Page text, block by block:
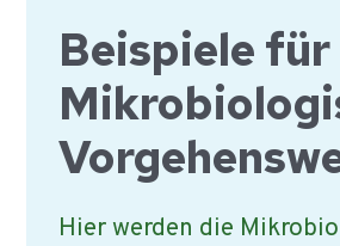
Beispiele für
Hier werden die